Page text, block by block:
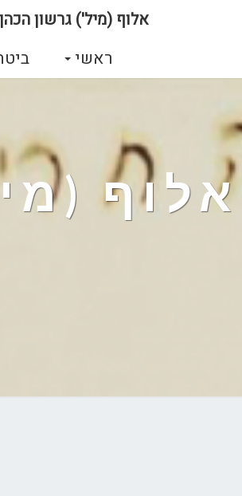
אלוף (מיל') גרשון
ראשי
אלוף